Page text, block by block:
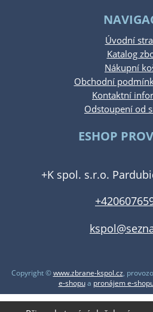
Úvodní
Katalog
Nákupní
Obchodní
Kontaktní
Odstoupení od
ESHOP
+K spol. s.r.o.
Copyright ©www.zbrane-kspol.cz,
e-shopua pronájem e-